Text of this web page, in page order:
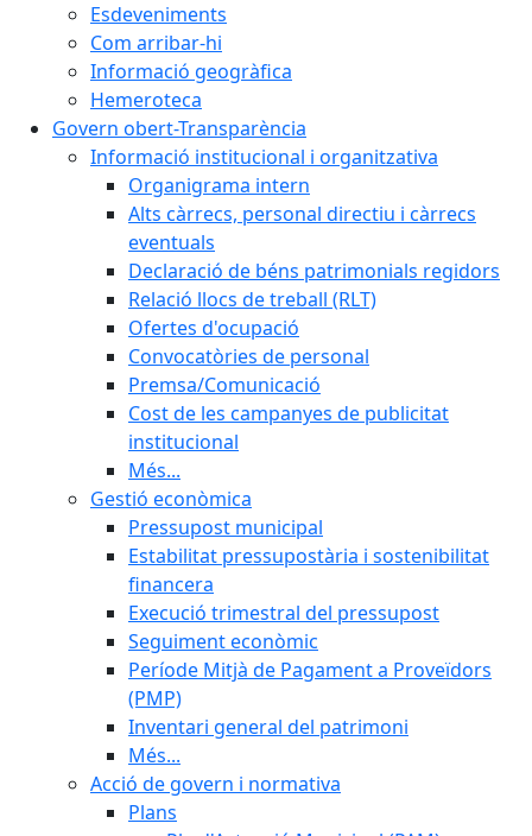
Esdeveniments
Com arribar-hi
Informació geogràfica
Hemeroteca
Govern obert-Transparència
Informació institucional i organitzativa
Organigrama intern
Alts càrrecs, personal directiu i càrrecs
eventuals
Declaració de béns patrimonials regidors
Relació llocs de treball (RLT)
Ofertes d'ocupació
Convocatòries de personal
Premsa/Comunicació
Cost de les campanyes de publicitat
institucional
Més...
Gestió econòmica
Pressupost municipal
Estabilitat pressupostària i sostenibilitat
financera
Execució trimestral del pressupost
Seguiment econòmic
Període Mitjà de Pagament a Proveïdors
(PMP)
Inventari general del patrimoni
Més...
Acció de govern i normativa
Plans